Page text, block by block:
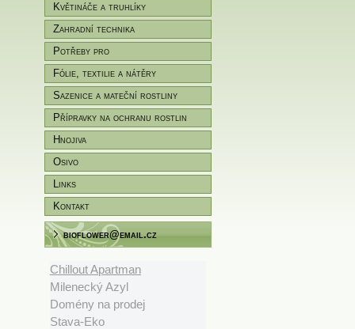
Květináče a truhlíky
Zahradní technika
Potřeby pro
zahradníky/pěstitele
Fólie, textilie a nátěry
Sazenice a mateční rostliny
Přípravky na ochranu rostlin
Hnojiva
Osivo
Links
Kontakt
bioflower@email.cz
Chillout Apartman
Milenecký Azyl
Domény na prodej
Stava-Eko